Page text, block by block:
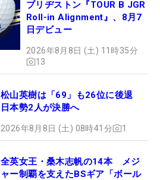
ブリヂストン『TOUR B JGR
Roll-in Alignment』、8月7
日デビュー
2026年8月8日 (土) 11時35分
13
松山英樹は「69」も26位に後退
日本勢2人が決勝へ
2026年8月8日 (土) 08時41分 1
全英女王・桑木志帆の14本 メジ
ャー制覇を支えたBSギア「ボール